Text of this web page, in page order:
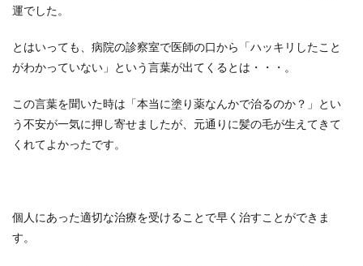
運でした。
とはいっても、病院の診察室で医師の口から「ハッキリしたこと
がわかっていない」という言葉が出てくるとは・・・。
この言葉を聞いた時は「本当に塗り薬なんかで治るのか？」とい
う不安が一気に押し寄せましたが、元通りに髪の毛が生えてきて
くれてよかったです。
個人にあった適切な治療を受けることで早く治すことができま
す。